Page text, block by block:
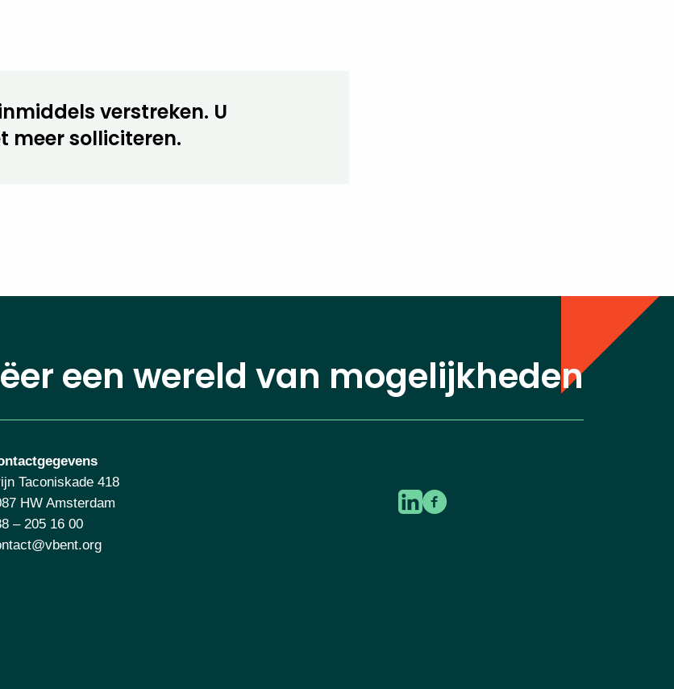
verstreken. U
meer solliciteren.
een wereld van mogelijkheden
Taconiskade 418
HW Amsterdam
– 205 16 00